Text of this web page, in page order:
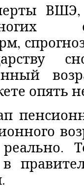
ВШЭ,
опять